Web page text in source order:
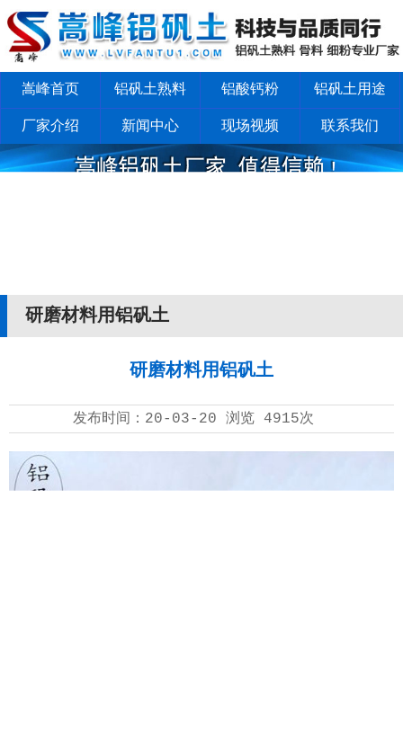
嵩峰首页 铝矾土熟料 铝酸钙粉 铝矾土用途
厂家介绍 新闻中心 现场视频 联系我们
研磨材料用铝矾土
研磨材料用铝矾土
发布时间： 20-03-20 浏览 4915次